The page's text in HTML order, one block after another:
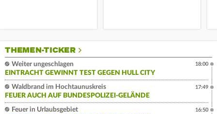
THEMEN-TICKER
Weiter ungeschlagen
EINTRACHT GEWINNT TEST GEGEN HULL CITY
18:00
Waldbrand im Hochtaunuskreis
FEUER AUCH AUF BUNDESPOLIZEI-GELÄNDE
17:49
Feuer in Urlaubsgebiet
16:50